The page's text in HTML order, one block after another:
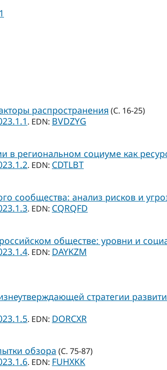
распространения (С. 16-25)
. EDN: BVDZYG
региональном социуме как
. EDN: CDTLBT
сообщества: анализ рисков и
. EDN: CQRQFD
обществе: уровни и
. EDN: DAYKZM
стратегии
. EDN: DORCXR
обзора (С. 75-87)
. EDN: FUHXKK